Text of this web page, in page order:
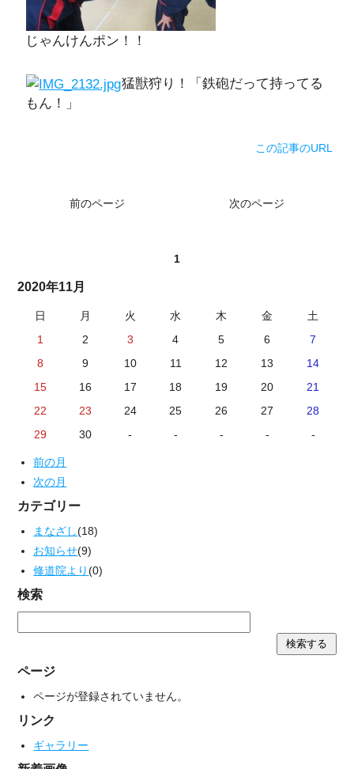
じゃんけんポン！！
猛獣狩り！「鉄砲だって持ってる
もん！」
この記事のURL
前のページ 次のページ
1
2020年11月
日 月 火 水 木 金
土
1
2 3 4 5 6
7
8
9 10 11 12 13
14
15
16 17 18 19 20
21
22
23 24 25 26 27
28
29
30 - - - - -
前の月
次の月
カテゴリー
まなざし(18)
お知らせ(9)
修道院より(0)
検索
ページ
ページが登録されていません。
リンク
ギャラリー